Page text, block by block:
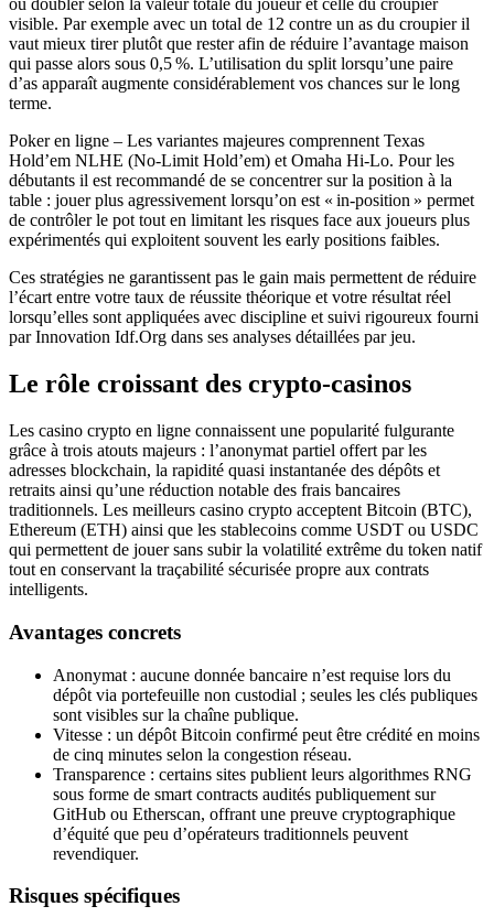
ou doubler selon la valeur totale du joueur et celle du croupier
visible. Par exemple avec un total de 12 contre un as du croupier il
vaut mieux tirer plutôt que rester afin de réduire l’avantage maison
qui passe alors sous 0,5 %. L’utilisation du split lorsqu’une paire
d’as apparaît augmente considérablement vos chances sur le long
terme.
Poker en ligne – Les variantes majeures comprennent Texas
Hold’em NLHE (No‑Limit Hold’em) et Omaha Hi‑Lo. Pour les
débutants il est recommandé de se concentrer sur la position à la
table : jouer plus agressivement lorsqu’on est « in‑position » permet
de contrôler le pot tout en limitant les risques face aux joueurs plus
expérimentés qui exploitent souvent les early positions faibles.
Ces stratégies ne garantissent pas le gain mais permettent de réduire
l’écart entre votre taux de réussite théorique et votre résultat réel
lorsqu’elles sont appliquées avec discipline et suivi rigoureux fourni
par Innovation Idf.Org dans ses analyses détaillées par jeu.
Le rôle croissant des crypto‑casinos
Les casino crypto en ligne connaissent une popularité fulgurante
grâce à trois atouts majeurs : l’anonymat partiel offert par les
adresses blockchain, la rapidité quasi instantanée des dépôts et
retraits ainsi qu’une réduction notable des frais bancaires
traditionnels. Les meilleurs casino crypto acceptent Bitcoin (BTC),
Ethereum (ETH) ainsi que les stablecoins comme USDT ou USDC
qui permettent de jouer sans subir la volatilité extrême du token natif
tout en conservant la traçabilité sécurisée propre aux contrats
intelligents.
Avantages concrets
Anonymat : aucune donnée bancaire n’est requise lors du
dépôt via portefeuille non custodial ; seules les clés publiques
sont visibles sur la chaîne publique.
Vitesse : un dépôt Bitcoin confirmé peut être crédité en moins
de cinq minutes selon la congestion réseau.
Transparence : certains sites publient leurs algorithmes RNG
sous forme de smart contracts audités publiquement sur
GitHub ou Etherscan, offrant une preuve cryptographique
d’équité que peu d’opérateurs traditionnels peuvent
revendiquer.
Risques spécifiques